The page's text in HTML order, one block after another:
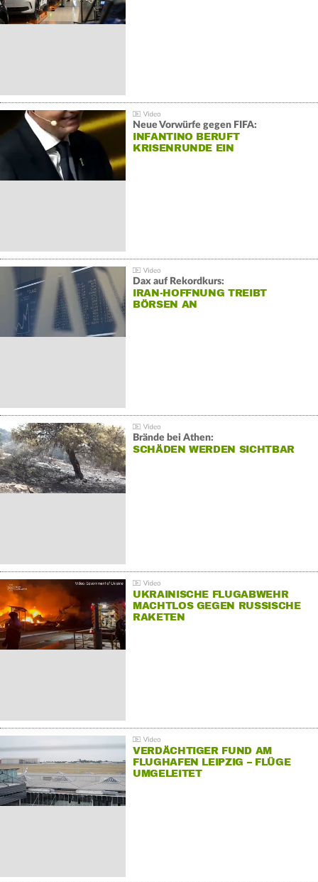
Neue Vorwürfe gegen FIFA:
INFANTINO BERUFT
KRISENRUNDE EIN
Dax auf Rekordkurs:
IRAN-HOFFNUNG TREIBT
BÖRSEN AN
Brände bei Athen:
SCHÄDEN WERDEN SICHTBAR
UKRAINISCHE FLUGABWEHR
MACHTLOS GEGEN RUSSISCHE
RAKETEN
VERDÄCHTIGER FUND AM
FLUGHAFEN LEIPZIG – FLÜGE
UMGELEITET